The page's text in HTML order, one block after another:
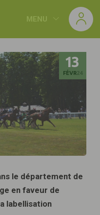
MENU
13
FÉVR24
le département de
en faveur de
labellisation